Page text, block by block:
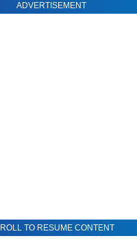
ADVERTISEMENT
TO RESUME CONTENT